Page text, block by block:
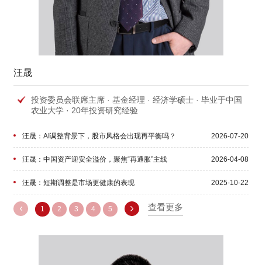
汪晟
投资委员会联席主席 · 基金经理 · 经济学硕士 · 毕业于中国
农业大学 · 20年投资研究经验
汪晟：AI调整背景下，股市风格会出现再平衡吗？ 2026-07-20
汪晟：中国资产迎安全溢价，聚焦“再通胀”主线 2026-04-08
汪晟：短期调整是市场更健康的表现 2025-10-22
汪晟：如何展望下半年的投资机会？
汪晟：优质成长股有望迎来戴维斯双击
1 2 3 4 5 查看更多